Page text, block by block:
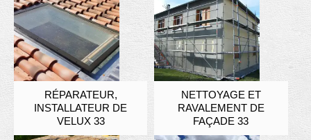
RÉPARATEUR,
INSTALLATEUR DE
VELUX 33
NETTOYAGE ET
RAVALEMENT DE
FAÇADE 33